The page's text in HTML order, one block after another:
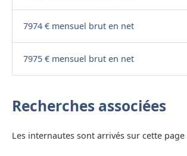
7974 € mensuel brut en net
7975 € mensuel brut en net
Recherches associées
Les internautes sont arrivés sur cette